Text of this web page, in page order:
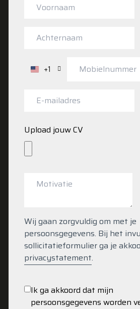
Verenigde
+1
+1
Upload jouw CV
Wij gaan zorgvuldig om met je
persoonsgegevens. Bij het
sollicitatieformulier ga je
privacystatement.
Ik ga akkoord dat mijn
persoonsgegevens worden